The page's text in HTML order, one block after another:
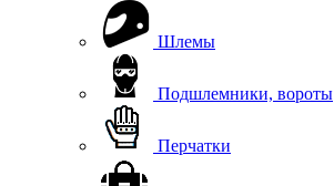
Шлемы
Подшлемники, вороты
Перчатки